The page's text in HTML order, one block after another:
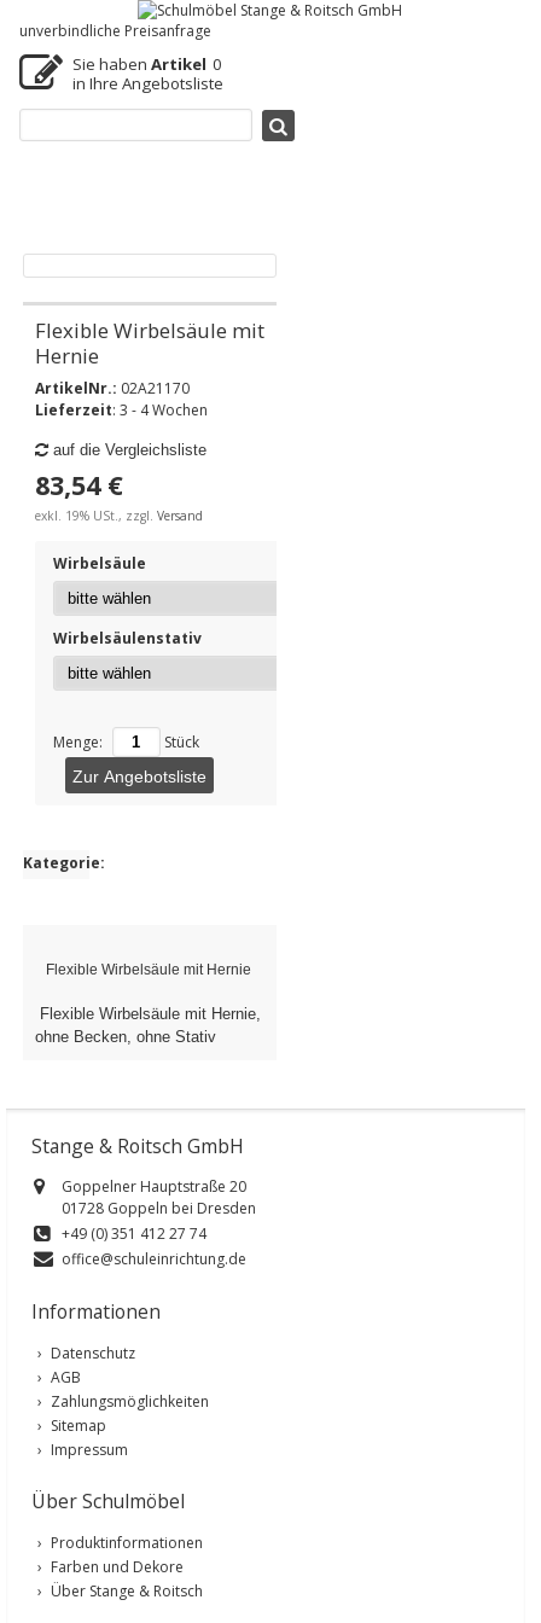
unverbindliche Preisanfrage
Sie haben 0
Artikel
in Ihre Angebotsliste
Flexible Wirbelsäule mit
Hernie
ArtikelNr.: 02A21170
Lieferzeit: 3 - 4 Wochen
auf die Vergleichsliste
83,54 €
exkl. 19% USt., zzgl. Versand
Wirbelsäule
Wirbelsäulenstativ
Menge: Stück
Zur Angebotsliste
Kategorie:
Flexible Wirbelsäule mit Hernie
Flexible Wirbelsäule mit Hernie,
ohne Becken, ohne Stativ
Stange & Roitsch GmbH
Goppelner Hauptstraße 20
01728 Goppeln bei Dresden
+49 (0) 351 412 27 74
office@schuleinrichtung.de
Informationen
Datenschutz
AGB
Zahlungsmöglichkeiten
Sitemap
Impressum
Über Schulmöbel
Produktinformationen
Farben und Dekore
Über Stange & Roitsch